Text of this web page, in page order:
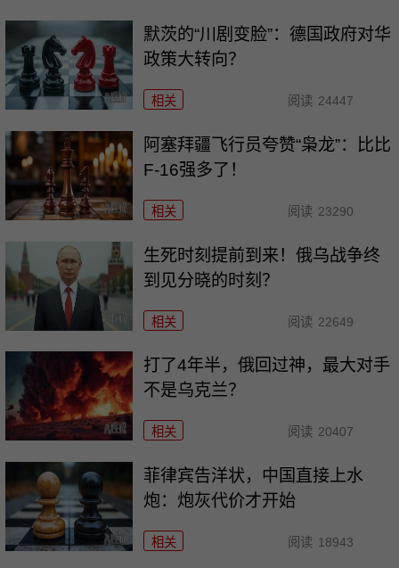
默茨的“川剧变脸”：德国政府对华
政策大转向？
相关 阅读 24447
阿塞拜疆飞行员夸赞“枭龙”：比比
F-16强多了！
相关 阅读 23290
生死时刻提前到来！俄乌战争终
到见分晓的时刻？
相关 阅读 22649
打了4年半，俄回过神，最大对手
不是乌克兰？
相关 阅读 20407
菲律宾告洋状，中国直接上水
炮：炮灰代价才开始
相关 阅读 18943